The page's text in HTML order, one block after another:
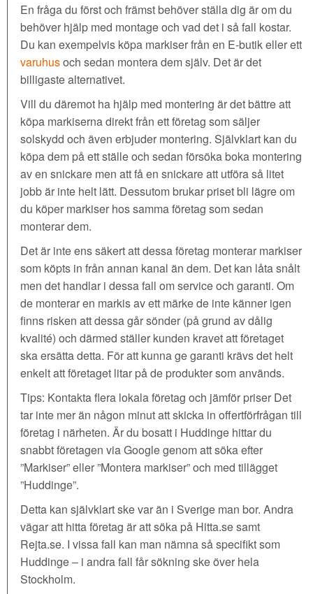
En fråga du först och främst behöver ställa dig är om du
behöver hjälp med montage och vad det i så fall kostar.
Du kan exempelvis köpa markiser från en E-butik eller ett
varuhusoch sedan montera dem själv. Det är det
billigaste alternativet.
Vill du däremot ha hjälp med montering är det bättre att
köpa markiserna direkt från ett företag som säljer
solskydd och även erbjuder montering. Självklart kan du
köpa dem på ett ställe och sedan försöka boka montering
av en snickare men att få en snickare att utföra så litet
jobb är inte helt lätt. Dessutom brukar priset bli lägre om
du köper markiser hos samma företag som sedan
monterar dem.
Det är inte ens säkert att dessa företag monterar markiser
som köpts in från annan kanal än dem. Det kan låta snålt
men det handlar i dessa fall om service och garanti. Om
de monterar en markis av ett märke de inte känner igen
finns risken att dessa går sönder (på grund av dålig
kvalité) och därmed ställer kunden kravet att företaget
ska ersätta detta. För att kunna ge garanti krävs det helt
enkelt att företaget litar på de produkter som används.
Tips: Kontakta flera lokala företag och jämför priser Det
tar inte mer än någon minut att skicka in offertförfrågan till
företag i närheten. Är du bosatt i Huddinge hittar du
snabbt företagen via Google genom att söka efter
”Markiser” eller ”Montera markiser” och med tillägget
”Huddinge”.
Detta kan självklart ske var än i Sverige man bor. Andra
vägar att hitta företag är att söka på Hitta.se samt
Rejta.se. I vissa fall kan man nämna så specifikt som
Huddinge – i andra fall får sökning ske över hela
Stockholm.